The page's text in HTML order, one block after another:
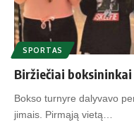
SPORTAS
Biržiečiai
Bok­so tur­ny­re da­ly­va­vo
ji­mais. Pir­mą­ją vie­tą…